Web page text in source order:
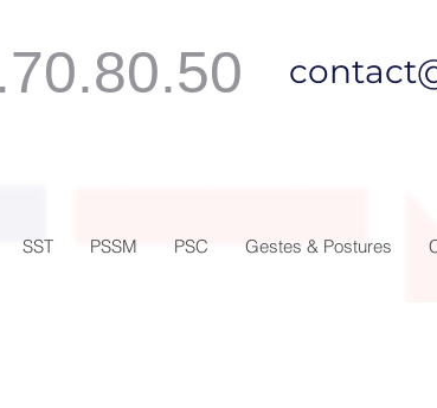
SST PSSM PSC Gestes & Postures